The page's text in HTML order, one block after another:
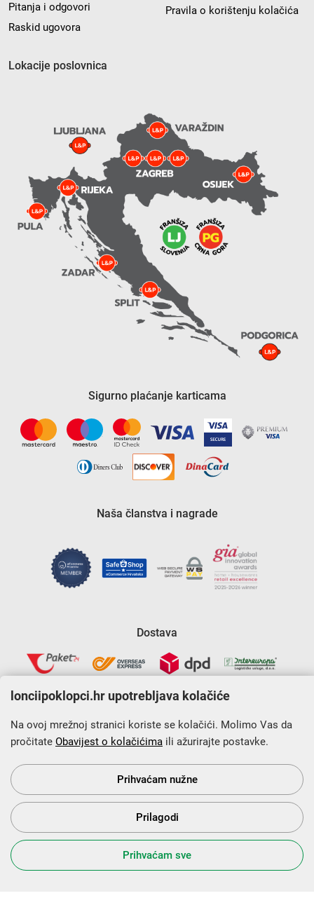
Pitanja i odgovori
Raskid ugovora
Pravila o korištenju kolačića
Lokacije poslovnica
Sigurno plaćanje karticama
Naša članstva i nagrade
Dostava
Krajnji primatelj financijskog instrumenta sufinanciranog iz
Europskog fonda za regionalni razvoj u sklopu Operativnog
programa „Konkurentnost i kohezija”.
s Vama od 2014. godine!
lonciipoklopci.hr upotrebljava kolačiće
Na ovoj mrežnoj stranici koriste se kolačići. Molimo Vas da
pročitate Obavijest o kolačićima ili ažurirajte postavke.
Prihvaćam nužne
Prilagodi
Prihvaćam sve